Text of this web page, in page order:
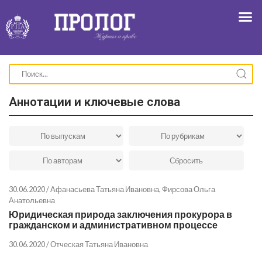
Аннотации и ключевые слова
30.06.2020 /Афанасьева Татьяна Ивановна,Фирсова Ольга
Анатольевна
Юридическая природа заключения прокурора в
гражданском и административном процессе
30.06.2020 /Отческая Татьяна Ивановна